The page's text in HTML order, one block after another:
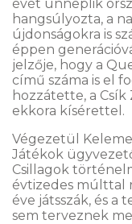
évét ünneplik
hangsúlyozta, a
újdonságokra is
éppen
jelzője, hogy a
című száma is el
hozzátette, a
ekkora kísérettel.
Végezetül
Játékok
Csillagok
évtizedes múlttal
éve játsszák, és a
sem terveznek